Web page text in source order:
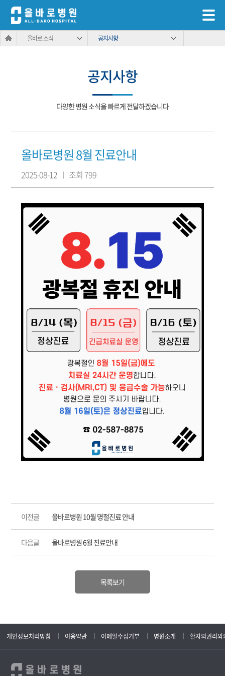
올바로 소식 공지사항
공지사항
다양한 병원 소식을 빠르게 전달하겠습니다
올바로병원 8월 진료안내
2025-08-12 l 조회 799
이전글 올바로병원 10월 명절진료 안내
다음글 올바로병원 6월 진료안내
목록보기
개인정보처리방침 이용약관 이메일수집거부 병원소개 환자의권리와